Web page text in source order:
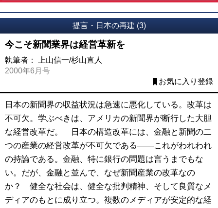
提言・日本の再建 (3)
今こそ新聞業界は経営革新を
執筆者：
上山信一/杉山直人
2000年6月号
お気に入り登録
日本の新聞界の収益状況は急速に悪化している。改革は
不可欠。学ぶべきは、アメリカの新聞界が断行した大胆
な経営改革だ。 日本の構造改革には、金融と新聞の二
つの産業の経営改革が不可欠である――これがわれわれ
の持論である。金融、特に銀行の問題は言うまでもな
い。だが、金融と並んで、なぜ新聞産業の改革なの
か？ 健全な社会は、健全な批判精神、そして良質なメ
ディアのもとに成り立つ。複数のメディアが安定的な経